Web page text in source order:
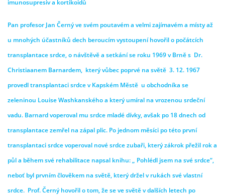
imunosupresiv a kortikoidů
Pan profesor Jan Černý ve svém poutavém a velmi zajímavém a místy až
u mnohých účastníků dech beroucím vystoupení hovořil o počátcích
transplantace srdce, o návštěvě a setkání se roku 1969 v Brně s Dr.
Christiaanem Barnardem, který vůbec poprvé na světě 3. 12. 1967
provedl transplantaci srdce v Kapském Městě u obchodníka se
zeleninou Louise Washkanského a který umíral na vrozenou srdeční
vadu. Barnard voperoval mu srdce mladé dívky, avšak po 18 dnech od
transplantace zemřel na zápal plic. Po jednom měsíci po této první
transplantaci srdce voperoval nové srdce zubaři, který zákrok přežil rok a
půl a během své rehabilitace napsal knihu: „ Pohlédl jsem na své srdce“,
neboť byl prvním člověkem na světě, který držel v rukách své vlastní
srdce. Prof. Černý hovořil o tom, že se ve světě v dalších letech po